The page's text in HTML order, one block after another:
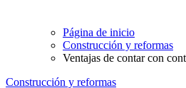
Página de inicio
Construcción y reformas
Ventajas de contar con
Construcción y reformas